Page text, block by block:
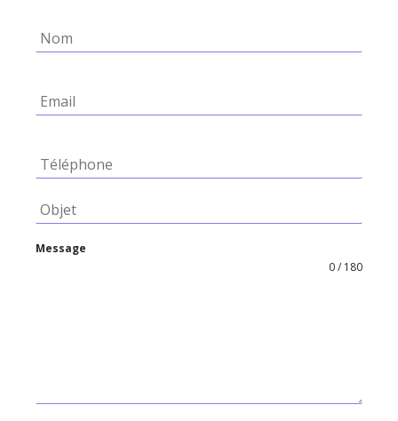
Message
0 / 180